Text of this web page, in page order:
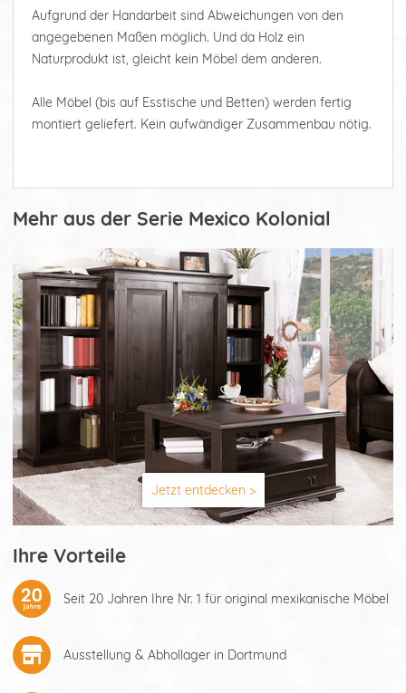
Aufgrund der Handarbeit sind Abweichungen von den
angegebenen Maßen möglich. Und da Holz ein
Naturprodukt ist, gleicht kein Möbel dem anderen.
Alle Möbel (bis auf Esstische und Betten) werden fertig
montiert geliefert. Kein aufwändiger Zusammenbau nötig.
Mehr aus der Serie Mexico Kolonial
Jetzt entdecken >
Ihre Vorteile
Seit 20 Jahren Ihre Nr. 1 für original mexikanische Möbel
Ausstellung & Abhollager in Dortmund